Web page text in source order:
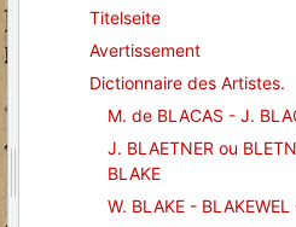
Titelseite
Avertissement
Dictionnaire des Artistes.
M. de BLACAS - J.
J. BLAETNER ou
BLAKE
W. BLAKE -